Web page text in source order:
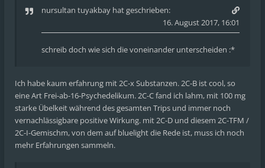
nursultan tuyakbay hat geschrieben:
16. August 2017, 16:01
schreib doch wie sich die voneinander unterscheiden :*
Ich habe kaum erfahrung mit 2C-x Substanzen. 2C-B ist cool, so
eine Art Frei-ab-16-Psychedelikum. 2C-C fand ich lahm, mit 100 mg
starke Übelkeit während des gesamten Trips und immer noch
vernachlässigbare positive Wirkung. mit 2C-D und diesem 2C-TFM /
2C-I-Gemischm, von dem auf bluelight die Rede ist, muss ich noch
mehr Erfahrungen sammeln.